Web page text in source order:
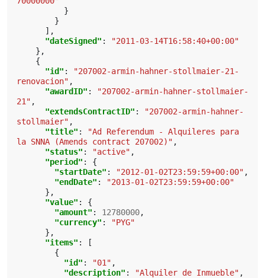
}
}
],
"dateSigned" :
"2011-03-14T16:58:40+00:00"
},
{
"id" :
"207002-armin-hahner-stollmaier-21-
renovacion" ,
"awardID" :
"207002-armin-hahner-stollmaier-
21" ,
"extendsContractID" :
"207002-armin-hahner-
stollmaier" ,
"title" :
"Ad Referendum - Alquileres para
la SNNA (Amends contract 207002)" ,
"status" : "active" ,
"period" :
{
"startDate" : "2012-01-02T23:59:59+00:00" ,
"endDate" :
"2013-01-02T23:59:59+00:00"
},
"value" :
{
"amount" : 12780000,
"currency" :
"PYG"
},
"items" :
[
{
"id" : "01" ,
"description" : "Alquiler de Inmueble" ,